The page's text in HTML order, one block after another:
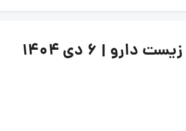
| ۶ دی ۱۴۰۴